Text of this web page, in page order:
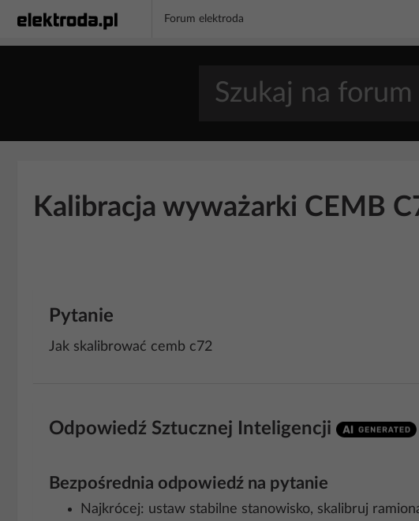
Forum elektroda
Kalibracja wyważarki CEMB
Pytanie
Jak skalibrować cemb c72
Odpowiedź Sztucznej Inteligencji
Bezpośrednia odpowiedź na pytanie
Najkrócej: ustaw stabilne stanowisko, skalibruj